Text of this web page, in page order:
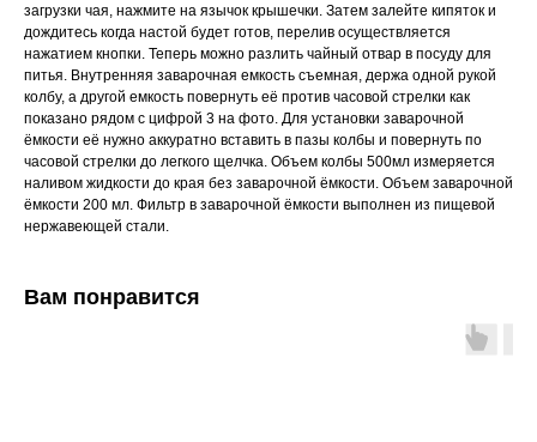
загрузки чая, нажмите на язычок крышечки. Затем залейте кипяток и
дождитесь когда настой будет готов, перелив осуществляется
нажатием кнопки. Теперь можно разлить чайный отвар в посуду для
питья. Внутренняя заварочная емкость съемная, держа одной рукой
колбу, а другой емкость повернуть её против часовой стрелки как
показано рядом с цифрой 3 на фото. Для установки заварочной
ёмкости её нужно аккуратно вставить в пазы колбы и повернуть по
часовой стрелки до легкого щелчка. Объем колбы 500мл измеряется
наливом жидкости до края без заварочной ёмкости. Объем заварочной
ёмкости 200 мл. Фильтр в заварочной ёмкости выполнен из пищевой
нержавеющей стали.
Вам понравится